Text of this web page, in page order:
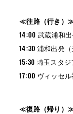
≪往路（行き）
14:00 武蔵浦和出
14:30 浦和出発（
15:30 埼玉スタ
17:00 ヴィッセ
≪復路（帰り）